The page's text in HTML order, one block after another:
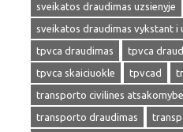
sveikatos draudimas uzsienyje
sveikatos draudimas vykstant i
tpvca draudimas
tpvca
tpvca skaiciuokle
tpvcad
transporto civilines
transporto draudimas